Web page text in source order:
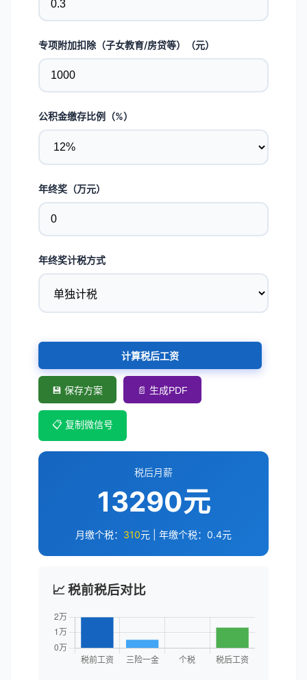
专项附加扣除（子女教育/房贷等）（元）
公积金缴存比例（%）
年终奖（万元）
年终奖计税方式
计算税后工资
💾 保存方案 📄 生成PDF
📋 复制微信号
税后月薪
13290元
月缴个税： 310元 | 年缴个税： 0.4元
📈 税前税后对比